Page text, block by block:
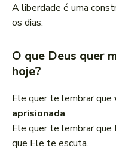
A liberdade é uma
os dias.
O que Deus quer
hoje?
Ele quer te lembrar que
aprisionada.
Ele quer te lembrar
que Ele te escuta.